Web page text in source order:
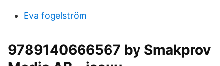
Eva fogelström
9789140666567 by Smakprov